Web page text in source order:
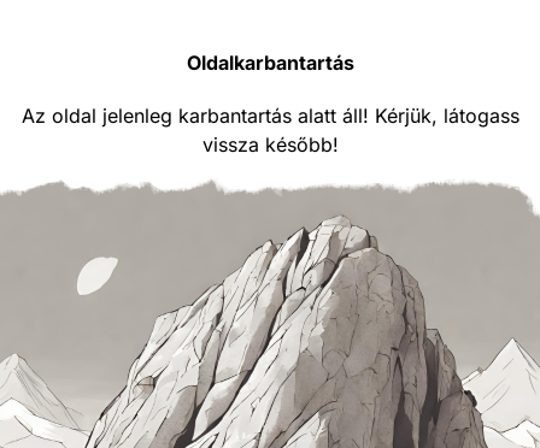
Oldalkarbantartás
Az oldal jelenleg karbantartás alatt áll! Kérjük, látogass
vissza később!